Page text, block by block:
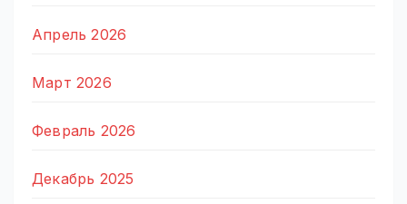
Апрель 2026
Март 2026
Февраль 2026
Декабрь 2025